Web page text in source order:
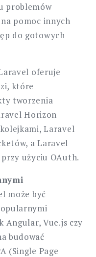
problemów
pomoc innych
do gotowych
oferuje
które
tworzenia
Horizon
Laravel
a Laravel
użyciu OAuth.
może być
Angular, Vue.js czy
budować
(Single Page